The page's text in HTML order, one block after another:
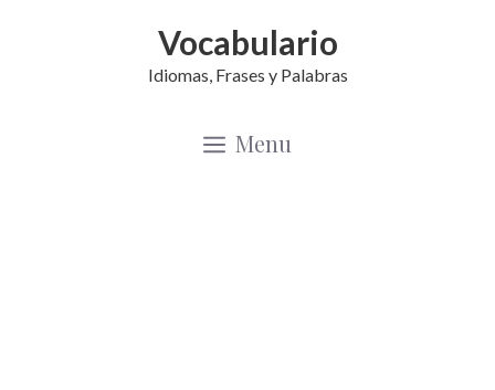
Vocabulario
Idiomas, Frases y Palabras
Menu